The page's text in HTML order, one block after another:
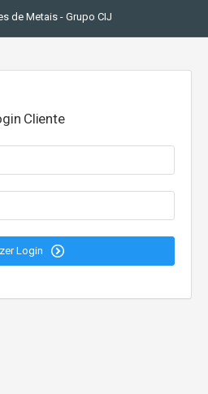
de Metais - Grupo CIJ
Cliente
Login